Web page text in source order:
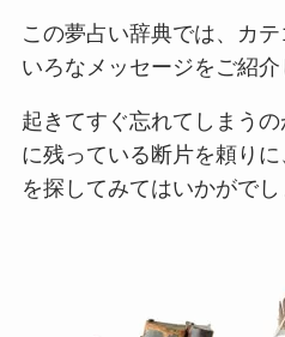
この夢占い辞典では、カ
いろなメッセージをご紹介
起きてすぐ忘れてしまう
に残っている断片を頼り
を探してみてはいかがでし